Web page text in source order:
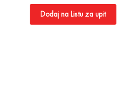
Dodaj na Listu za upit